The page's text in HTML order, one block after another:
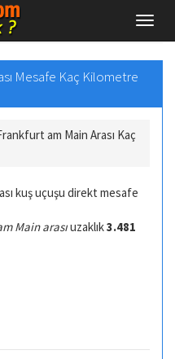
Mesafe Kaç Kilometre
am Main Arası Kaç
kuş uçuşu direkt mesafe
Main arasıuzaklık3.481